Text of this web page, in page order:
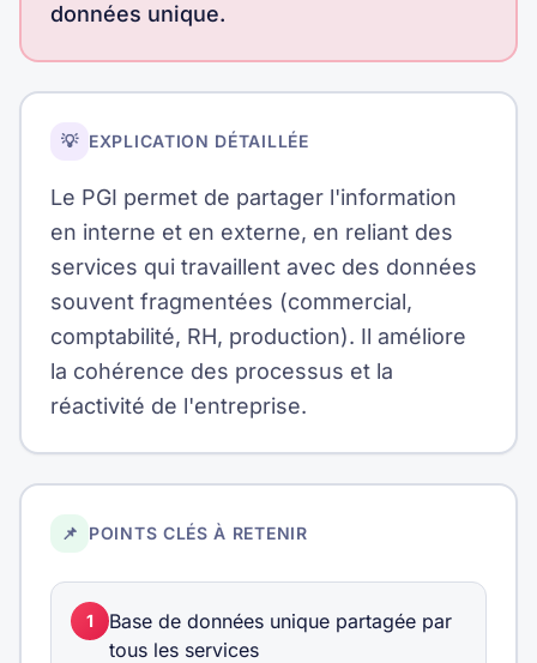
données unique.
💡 EXPLICATION DÉTAILLÉE
Le PGI permet de partager l'information
en interne et en externe, en reliant des
services qui travaillent avec des données
souvent fragmentées (commercial,
comptabilité, RH, production). Il améliore
la cohérence des processus et la
réactivité de l'entreprise.
📌 POINTS CLÉS À RETENIR
1
Base de données unique partagée par
tous les services